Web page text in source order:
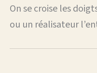
On se croise les
ou un réalisateur